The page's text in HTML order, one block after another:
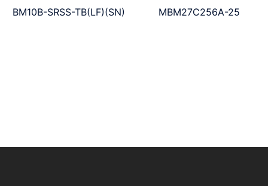
BM10B-SRSS-TB(LF)(SN) MBM27C256A-25